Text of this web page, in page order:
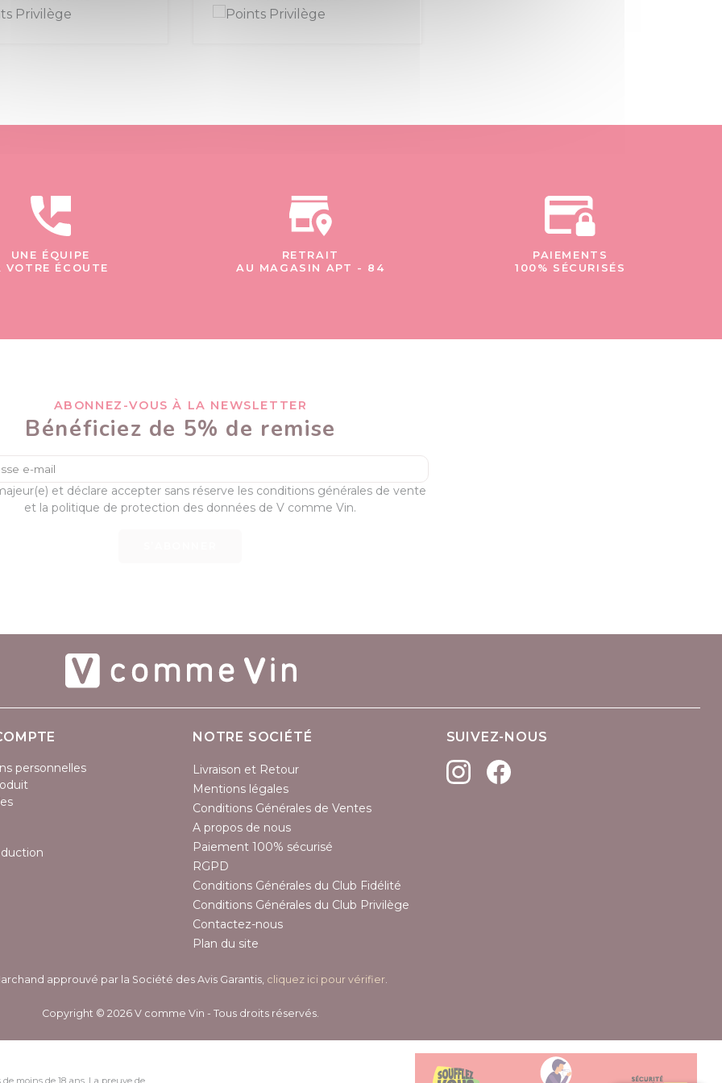
UNE ÉQUIPE
VOTRE ÉCOUTE
RETRAIT
AU MAGASIN APT - 84
PAIEMENTS
100% SÉCURISÉS
ABONNEZ-VOUS À LA NEWSLETTER
Bénéficiez de 5% de remise
et déclare accepter sans réserve les conditions générales de vente
et la politique de protection des données de V comme Vin.
personnelles
NOTRE SOCIÉTÉ
Livraison et Retour
Mentions légales
Conditions Générales de Ventes
A propos de nous
Paiement 100% sécurisé
RGPD
Conditions Générales du Club Fidélité
Conditions Générales du Club Privilège
Contactez-nous
Plan du site
SUIVEZ-NOUS
approuvé par la Société des Avis Garantis, cliquez ici pour vérifier.
Copyright © 2026 V comme Vin - Tous droits réservés.
moins de 18 ans. La preuve de